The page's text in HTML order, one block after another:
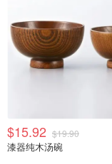
$15.92 $19.90
漆器纯木汤碗